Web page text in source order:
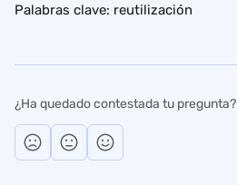
Palabras clave: reutilización
¿Ha quedado contestada tu pregunta?